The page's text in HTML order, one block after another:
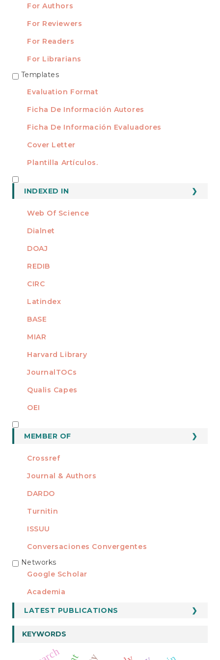
For Authors
For Reviewers
For Readers
For Librarians
TEMPLATES
Templates
Evaluation Format
Ficha De Información Autores
Ficha De Información Evaluadores
Cover Letter
Plantilla Artículos.
INDEXED IN
Web Of Science
Dialnet
DOAJ
REDIB
CIRC
Latindex
BASE
MIAR
Harvard Library
JournalTOCs
Qualis Capes
OEI
MEMBER OF
Crossref
Journal & Authors
DARDO
Turnitin
ISSUU
Conversaciones Convergentes
REDES
Networks
Google Scholar
Academia
LATEST PUBLICATIONS
KEYWORDS